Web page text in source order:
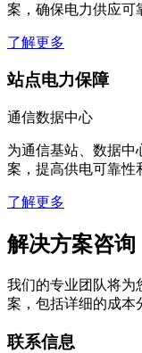
案，确保电力供应可
了解更多
站点电力保障
通信数据中心
为通信基站、数据中
案，提高供电可靠性
了解更多
解决方案咨询
我们的专业团队将为
案，包括详细的成本
联系信息